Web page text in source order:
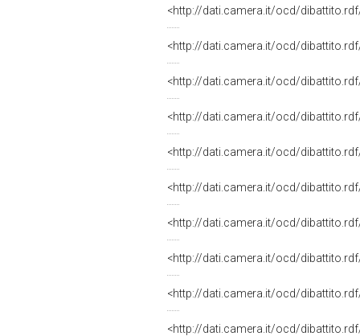
<http://dati.camera.it/ocd/
<http://dati.camera.it/ocd/
<http://dati.camera.it/ocd/
<http://dati.camera.it/ocd/
<http://dati.camera.it/ocd/
<http://dati.camera.it/ocd/
<http://dati.camera.it/ocd/
<http://dati.camera.it/ocd/
<http://dati.camera.it/ocd/
<http://dati.camera.it/ocd/